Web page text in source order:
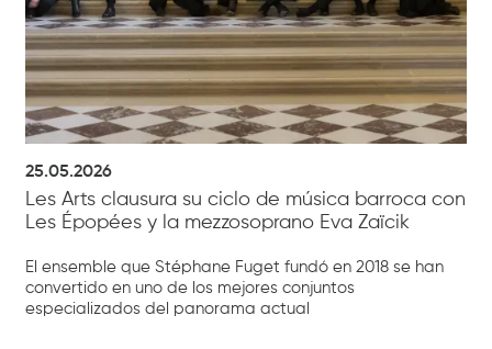
25.05.2026
Les Arts clausura su ciclo de música barroca con
Les Épopées y la mezzosoprano Eva Zaïcik
El ensemble que Stéphane Fuget fundó en 2018 se han
convertido en uno de los mejores conjuntos
especializados del panorama actual